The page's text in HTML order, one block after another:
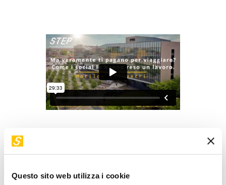
Questo sito web utilizza i cookie
Per quale motivo una persona “qualunque” dovrebbe
mondo e visitare, scoprire, vivere esperienze da sogno,